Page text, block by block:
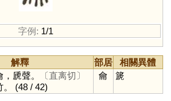
字例: 1/1
解釋 部居
相關異體
虒聲。
〔直离切〕
(48 / 42)
龠 篪